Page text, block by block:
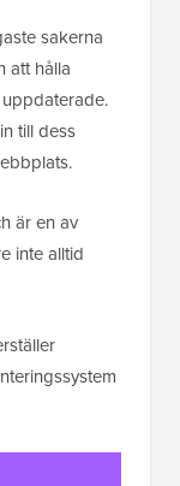
sakerna
att hålla
till dess
är en av
inte alltid